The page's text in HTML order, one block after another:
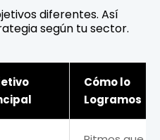
diferentes. Así
según tu sector.
Cómo lo
Logramos